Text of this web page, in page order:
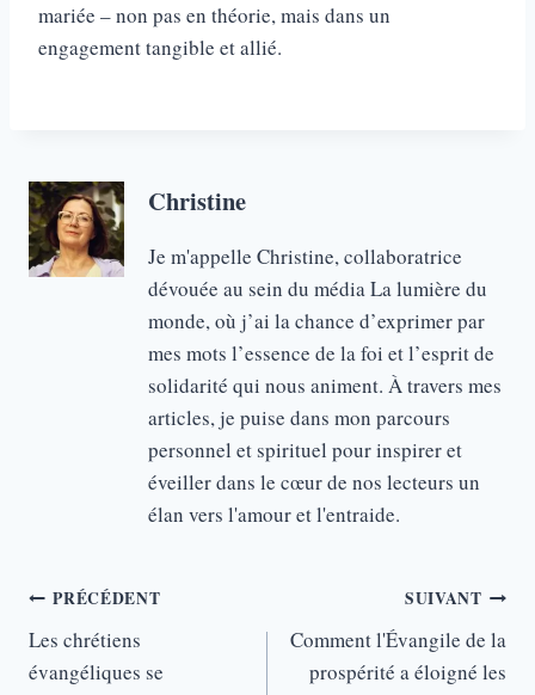
mariée – non pas en théorie, mais dans un
engagement tangible et allié.
Christine
Je m'appelle Christine, collaboratrice
dévouée au sein du média La lumière du
monde, où j’ai la chance d’exprimer par
mes mots l’essence de la foi et l’esprit de
solidarité qui nous animent. À travers mes
articles, je puise dans mon parcours
personnel et spirituel pour inspirer et
éveiller dans le cœur de nos lecteurs un
élan vers l'amour et l'entraide.
Navigation
de
l’article
PRÉCÉDENT
Les chrétiens
évangéliques se
SUIVANT
Comment l'Évangile de la
prospérité a éloigné les